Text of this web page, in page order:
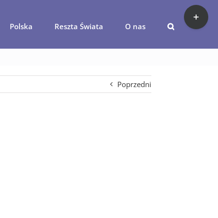
Polska Reszta Świata O nas
Poprzedni
Toggle
Sliding
Bar